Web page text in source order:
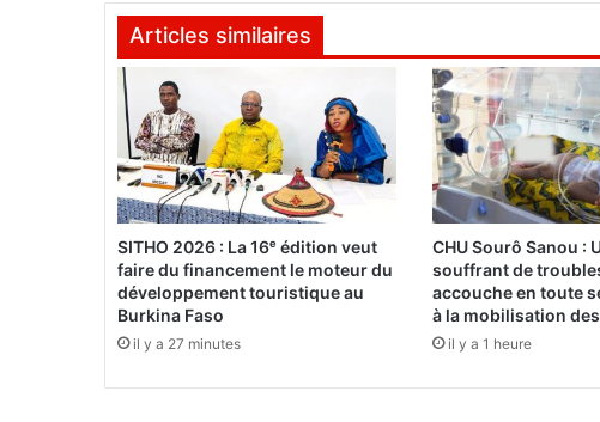
R
P
O
S
T
I
O
N
O
U
V
E
T
i
u
e
a
u
t
o
u
r
d
n
Articles similaires
SITHO 2026 : La 16ᵉ édition veut
faire du financement le moteur du
développement touristique au
Burkina Faso
il y a 27 minutes
CHU Sourô Sanou :
souffrant de
accouche en toute
à la mobilisation
il y a 1 heure